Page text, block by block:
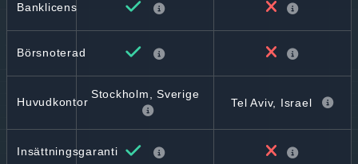
Banklicens
Börsnoterad
Huvudkontor
Stockholm, Sverige
Tel Aviv, Israel
Insättningsgaranti